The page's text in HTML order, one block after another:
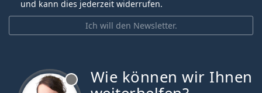
Ich will den Newsletter.
und kann dies jederzeit widerrufen.
Wie können wir Ihnen